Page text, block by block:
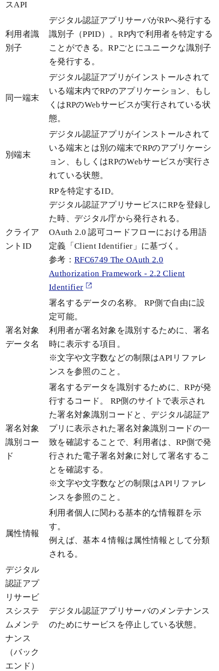
スAPI
利用者識
別子
デジタル認証アプリサーバがRPへ発行する
識別子（PPID）。RP内で利用者を特定する
ことができる。RPごとにユニークな識別子
を発行する。
同一端末
デジタル認証アプリがインストールされて
いる端末内でRPのアプリケーション、もし
くはRPのWebサービスが実行されている状
態。
別端末
デジタル認証アプリがインストールされて
いる端末とは別の端末でRPのアプリケーシ
ョン、もしくはRPのWebサービスが実行さ
れている状態。
クライア
ントID
RPを特定するID。
デジタル認証アプリサービスにRPを登録し
た時、デジタル庁から発行される。
OAuth 2.0 認可コードフローにおける用語
定義「Client Identifier」に基づく。
参考：RFC6749 The OAuth 2.0
Authorization Framework - 2.2 Client
Identifier
署名対象
データ名
署名するデータの名称。 RP側で自由に設
定可能。
利用者が署名対象を識別するために、署名
時に表示する項目。
※文字や文字数などの制限はAPIリファレ
ンスを参照のこと。
署名対象
識別コー
ド
署名するデータを識別するために、RPが発
行するコード。 RP側のサイトで表示され
た署名対象識別コードと、デジタル認証ア
プリに表示された署名対象識別コードの一
致を確認することで、利用者は、RP側で発
行された電子署名対象に対して署名するこ
とを確認する。
※文字や文字数などの制限はAPIリファレ
ンスを参照のこと。
属性情報
利用者個人に関わる基本的な情報群を示
す。
例えば、基本４情報は属性情報として分類
される。
デジタル
認証アプ
リサービ
スシステ
ムメンテ
ナンス
（バック
エンド）
デジタル認証アプリサーバのメンテナンス
のためにサービスを停止している状態。